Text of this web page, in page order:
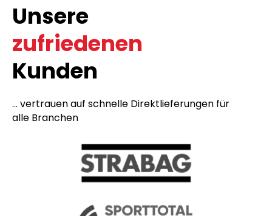
Unsere
zufriedenen
Kunden
... vertrauen auf schnelle Direktlieferungen für
alle Branchen